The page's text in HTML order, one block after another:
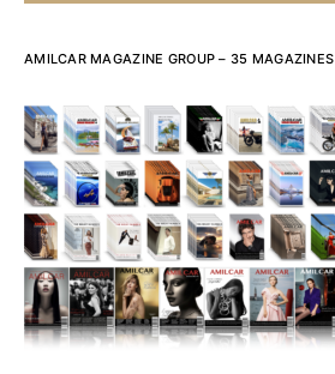
AMILCAR MAGAZINE GROUP – 35 MAGAZINES